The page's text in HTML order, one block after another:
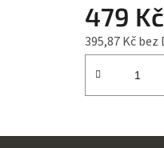
479 Kč
395,87 Kč bez
Měrná cena: